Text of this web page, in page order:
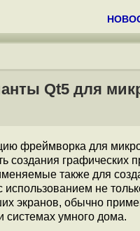
Qt5 для
фреймворка для
создания
также для
использованием не
экранов, обычно
умного дома.